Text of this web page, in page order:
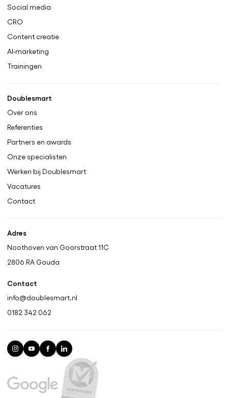
Social media
CRO
Content creatie
AI-marketing
Trainingen
Doublesmart
Over ons
Referenties
Partners en awards
Onze specialisten
Werken bij Doublesmart
Vacatures
Contact
Adres
Noothoven van Goorstraat 11C
2806 RA Gouda
Contact
info@doublesmart.nl
0182 342 062